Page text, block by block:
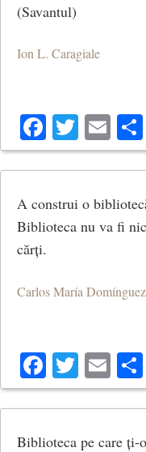
(Savantul)
Ion L. Caragiale
Facebook
Twitter
A construi o
Biblioteca nu va fi
cărți.
Carlos María Domínguez
Facebook
Twitter
Biblioteca pe care ți-